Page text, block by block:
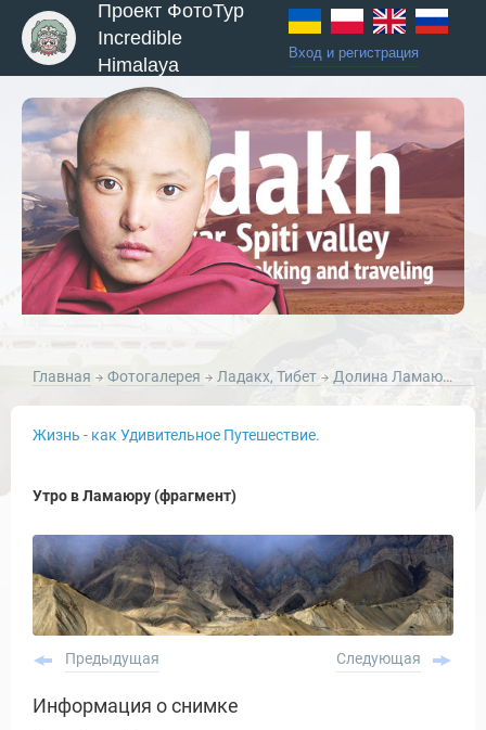
и Туры
Новости и Отчеты
Проект ФотоТур
Incredible
Himalaya
Вход и регистрация
Главная Фотогалерея Ладакх, Тибет Долина Ламаюру, Ладакх
Жизнь - как Удивительное Путешествие.
Утро в Ламаюру (фрагмент)
Предыдущая Следующая
Информация о снимке